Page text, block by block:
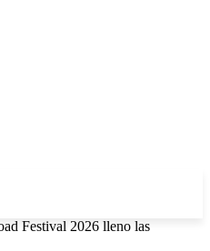
Festival 2026 lleno las